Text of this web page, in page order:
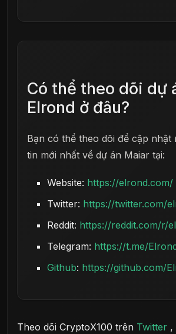
Có thể theo dõi dự
Elrond ở đâu?
Bạn có thể theo dõi để cập nhật
tin mới nhất về dự án Maiar tại:
Website: https://elrond.com/
Twitter: https://twitter.com/
Reddit: https://reddit.com/r/
Telegram: https://t.me/
Github: https://github.com/
Theo dõi CryptoX100 trên Twitter ,